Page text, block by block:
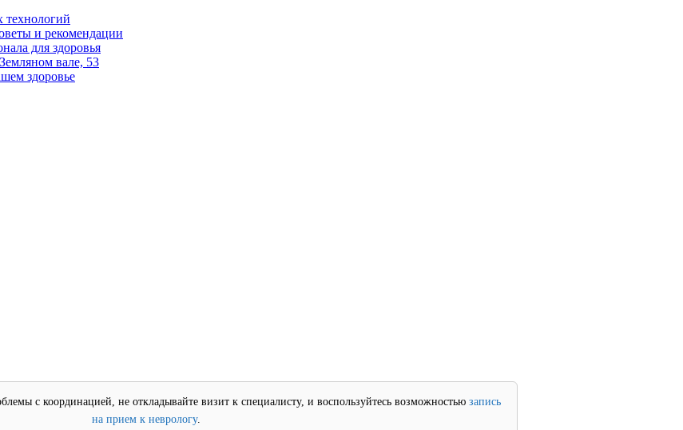
технологий
и рекомендации
для здоровья
вале, 53
здоровье
с координацией, не откладывайте визит к специалисту, и воспользуйтесь возможностью запись
на прием к неврологу.